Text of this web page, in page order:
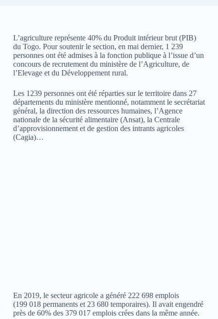
L’agriculture représente 40% du Produit intérieur brut (PIB)
du Togo. Pour soutenir le section, en mai dernier, 1 239
personnes ont été admises à la fonction publique à l’issue d’un
concours de recrutement du ministère de l’Agriculture, de
l’Elevage et du Développement rural.
Les 1239 personnes ont été réparties sur le territoire dans 27
départements du ministère mentionné, notamment le secrétariat
général, la direction des ressources humaines, l’Agence
nationale de la sécurité alimentaire (Ansat), la Centrale
d’approvisionnement et de gestion des intrants agricoles
(Cagia)…
En 2019, le secteur agricole a généré 222 698 emplois
(199 018 permanents et 23 680 temporaires). Il avait engendré
près de 60% des 379 017 emplois crées dans la même année.